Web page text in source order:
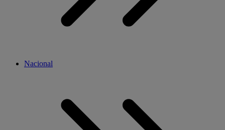
Nacional